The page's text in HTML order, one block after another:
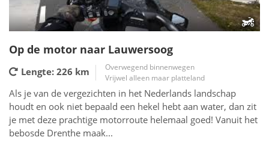
Op de motor naar Lauwersoog
Lengte: 226 km
Overwegend binnenwegen
Vrijwel alleen maar platteland
Als je van de vergezichten in het Nederlands landschap
houdt en ook niet bepaald een hekel hebt aan water, dan zit
je met deze prachtige motorroute helemaal goed! Vanuit het
bebosde Drenthe maak...